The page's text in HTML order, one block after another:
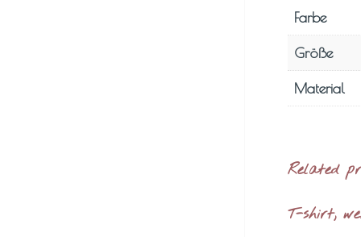
Farbe
Größe
Material
Related
T-shirt,